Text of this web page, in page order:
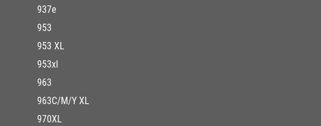
937e
953
953 XL
953xl
963
963C/M/Y XL
970XL